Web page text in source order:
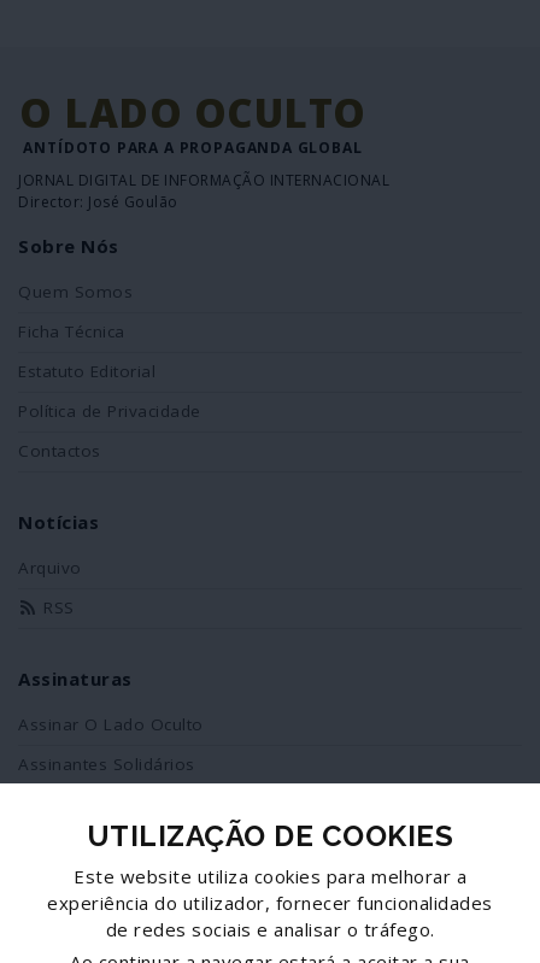
O LADO OCULTO
ANTÍDOTO PARA A PROPAGANDA GLOBAL
JORNAL DIGITAL DE INFORMAÇÃO INTERNACIONAL
Director: José Goulão
Sobre Nós
Quem Somos
Ficha Técnica
Estatuto Editorial
Política de Privacidade
Contactos
Notícias
Arquivo
RSS
Assinaturas
Assinar O Lado Oculto
Assinantes Solidários
Redes Sociais
Siga-nos no facebook
UTILIZAÇÃO DE COOKIES
Este website utiliza cookies para melhorar a
experiência do utilizador, fornecer funcionalidades
de redes sociais e analisar o tráfego.